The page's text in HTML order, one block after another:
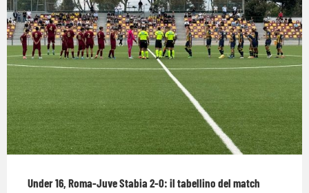
Under 16, Roma-Juve Stabia 2-0: il tabellino del match